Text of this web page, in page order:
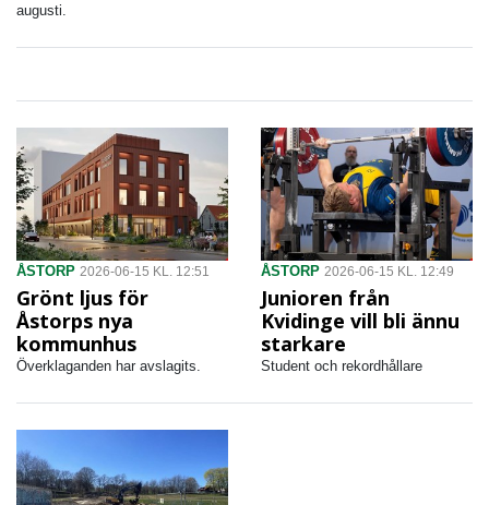
augusti.
ÅSTORP 2026-06-15 KL. 12:51
Grönt ljus för
Åstorps nya
kommunhus
Överklaganden har avslagits.
ÅSTORP 2026-06-15 KL. 12:49
Junioren från
Kvidinge vill bli ännu
starkare
Student och rekordhållare